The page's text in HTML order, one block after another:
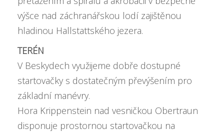
výšce nad záchranářskou lodí zajištěnou
hladinou Hallstattského jezera.
TERÉN
V Beskydech využijeme dobře dostupné
startovačky s dostatečným převýšením pro
základní manévry.
Hora Krippenstein nad vesničkou Obertraun
disponuje prostornou startovačkou na